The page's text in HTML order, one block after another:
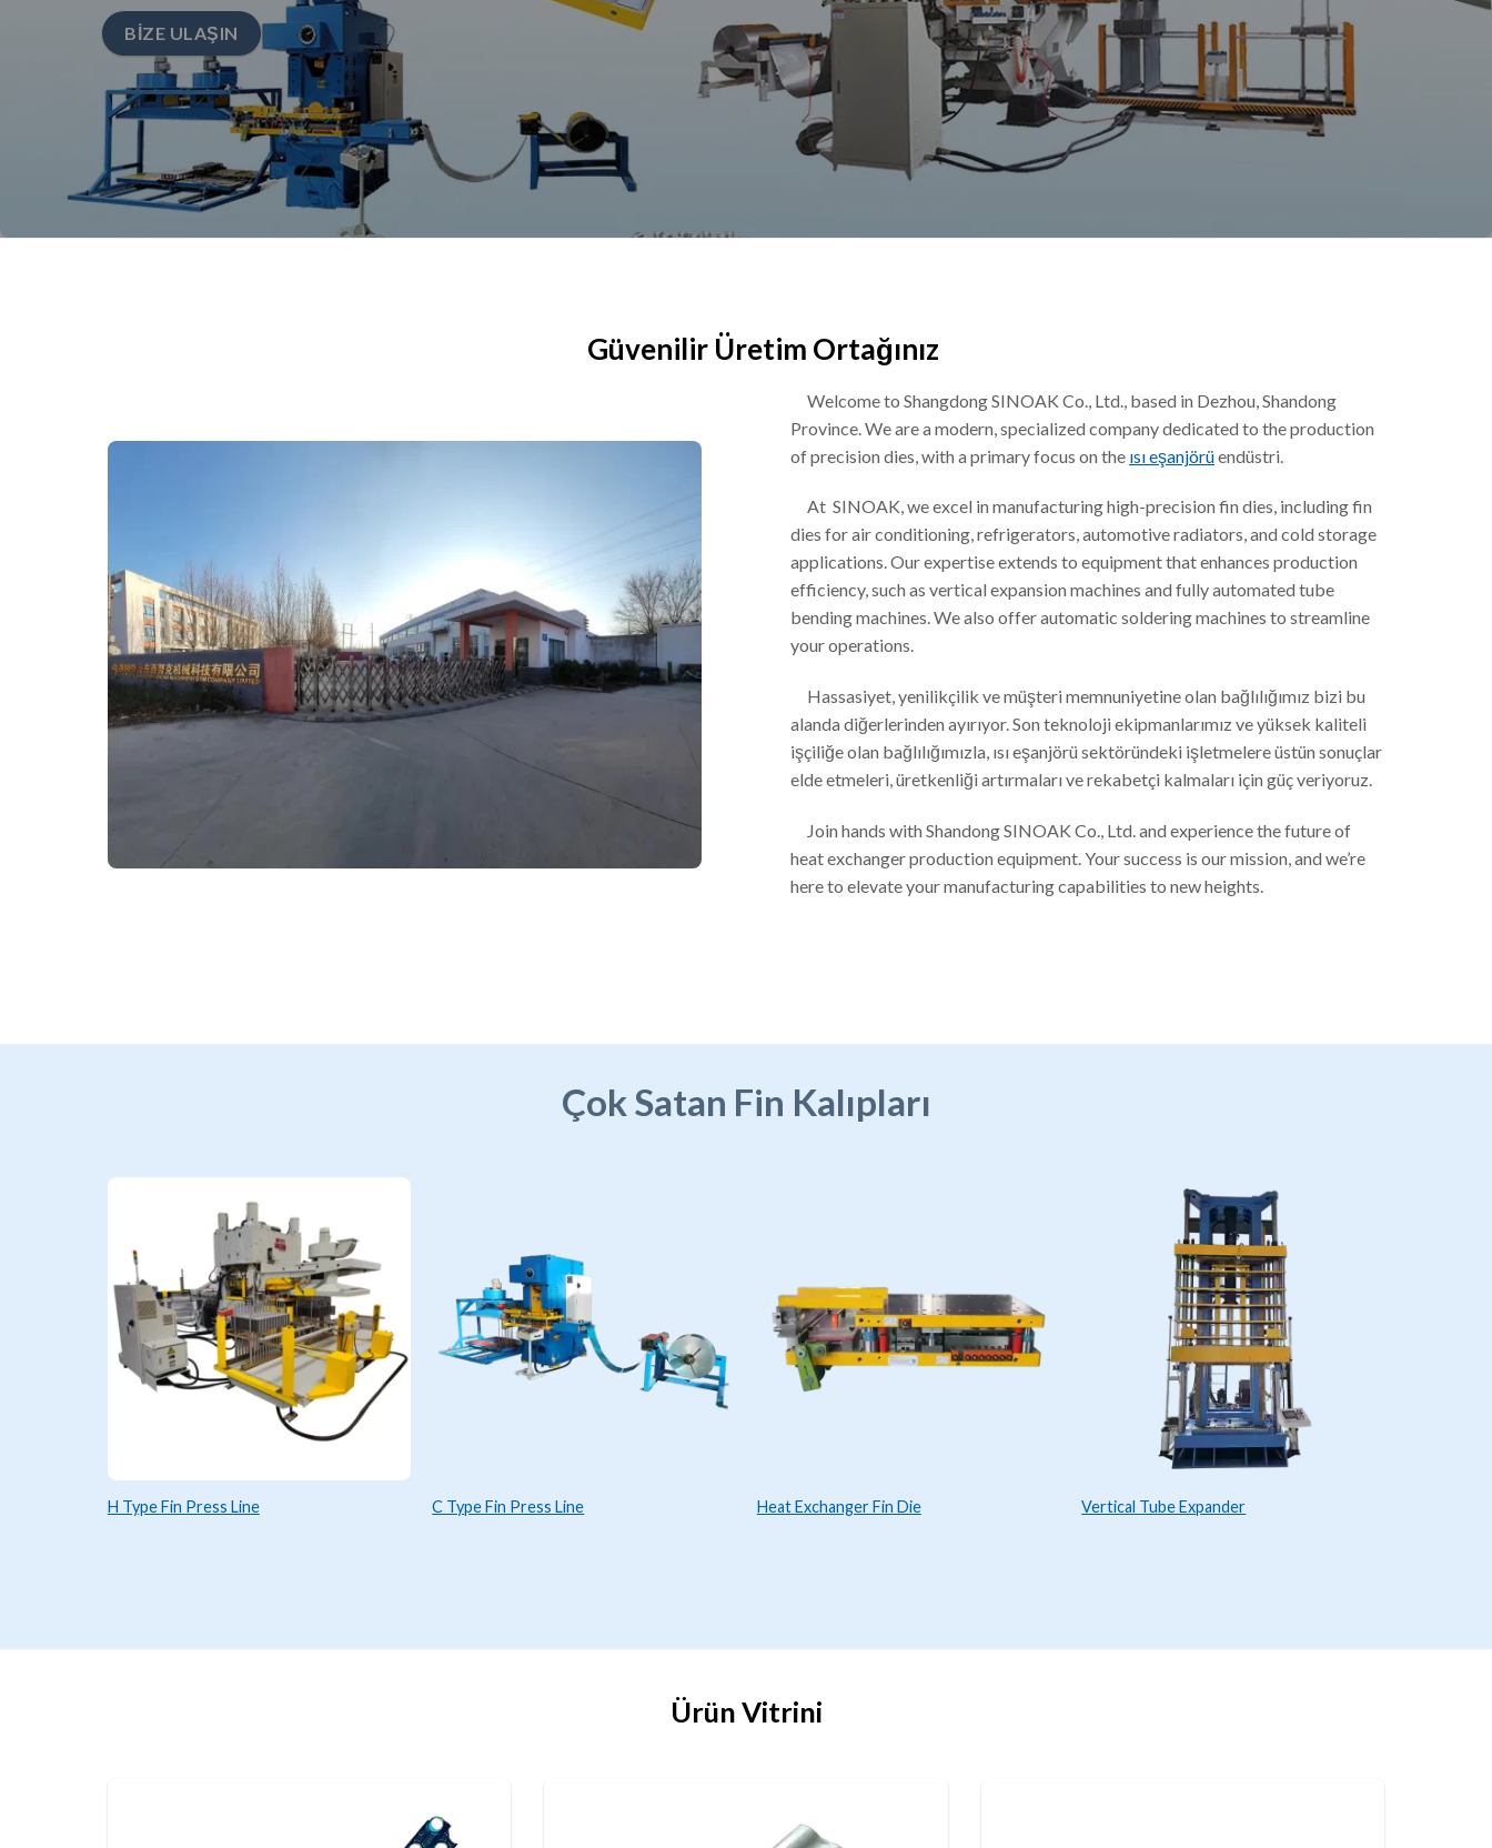
BIZE ULAŞIN
Güvenilir Üretim Ortağınız
Welcome to Shangdong SINOAK Co., Ltd., based in Dezhou, Shandong
Province. We are a modern, specialized company dedicated to the production
of precision dies, with a primary focus on the ısı eşanjörüendüstri.
At SINOAK, we excel in manufacturing high-precision fin dies, including fin
dies for air conditioning, refrigerators, automotive radiators, and cold storage
applications. Our expertise extends to equipment that enhances production
efficiency, such as vertical expansion machines and fully automated tube
bending machines. We also offer automatic soldering machines to streamline
your operations.
Hassasiyet, yenilikçilik ve müşteri memnuniyetine olan bağlılığımız bizi bu
alanda diğerlerinden ayırıyor. Son teknoloji ekipmanlarımız ve yüksek kaliteli
işçiliğe olan bağlılığımızla, ısı eşanjörü sektöründeki işletmelere üstün sonuçlar
elde etmeleri, üretkenliği artırmaları ve rekabetçi kalmaları için güç veriyoruz.
Join hands with Shandong SINOAK Co., Ltd. and experience the future of
heat exchanger production equipment. Your success is our mission, and we’re
here to elevate your manufacturing capabilities to new heights.
Çok Satan Fin Kalıpları
H Type Fin Press Line C Type Fin Press Line Heat Exchanger Fin Die Vertical Tube Expander
Ürün Vitrini